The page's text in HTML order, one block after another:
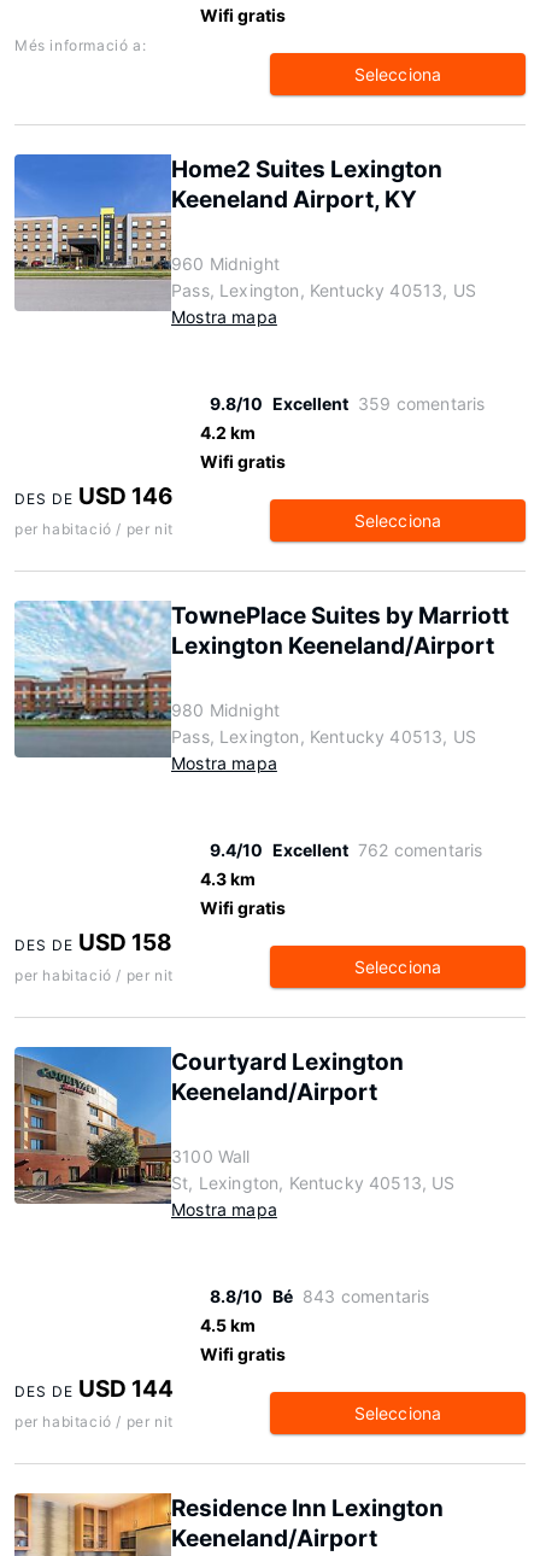
Wifi gratis
Més informació a:
Selecciona
Home2 Suites Lexington
Keeneland Airport, KY
960 Midnight
Pass, Lexington, Kentucky 40513, US
Mostra mapa
9.8/10 Excellent 359 comentaris
4.2 km
Wifi gratis
DES DE USD 146
per habitació / per nit Selecciona
TownePlace Suites by Marriott
Lexington Keeneland/Airport
980 Midnight
Pass, Lexington, Kentucky 40513, US
Mostra mapa
9.4/10 Excellent 762 comentaris
4.3 km
Wifi gratis
DES DE USD 158
per habitació / per nit Selecciona
Courtyard Lexington
Keeneland/Airport
3100 Wall
St, Lexington, Kentucky 40513, US
Mostra mapa
8.8/10 Bé 843 comentaris
4.5 km
Wifi gratis
DES DE USD 144
per habitació / per nit Selecciona
Residence Inn Lexington
Keeneland/Airport